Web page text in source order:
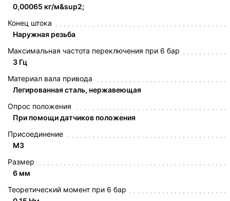
0,00065 кг/м&sup2;
Конец штока
Наружная резьба
Максимальная частота переключения при 6 бар
3 Гц
Материал вала привода
Легированная сталь, нержавеющая
Опрос положения
При помощи датчиков положения
Присоединение
M3
Размер
6 мм
Теоретический момент при 6 бар